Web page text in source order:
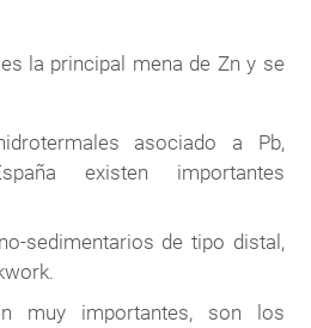
la principal mena de Zn y se
asociado a Pb,
existen importantes
sedimentarios de tipo distal,
muy importantes, son los